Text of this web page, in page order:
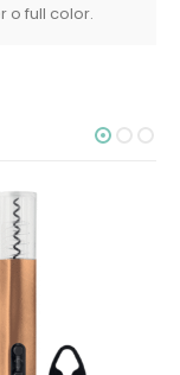
o full color.